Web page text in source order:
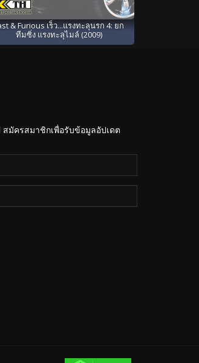
& Furious เร็ว...แรงทะลุนรก 4: ยก
ทีมซิ่ง แรงทะลุไมล์ (2009)
มัครสมาชิกเพื่อรับข้อมูลอัปเดต